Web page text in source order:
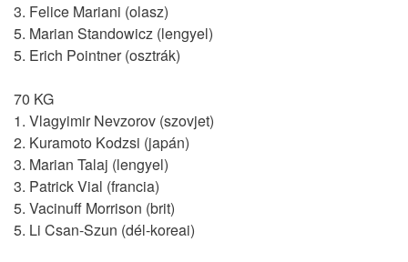
3. Felice Mariani (olasz)
5. Marian Standowicz (lengyel)
5. Erich Pointner (osztrák)
70 KG
1. Vlagyimir Nevzorov (szovjet)
2. Kuramoto Kodzsi (japán)
3. Marian Talaj (lengyel)
3. Patrick Vial (francia)
5. Vacinuff Morrison (brit)
5. Li Csan-Szun (dél-koreai)